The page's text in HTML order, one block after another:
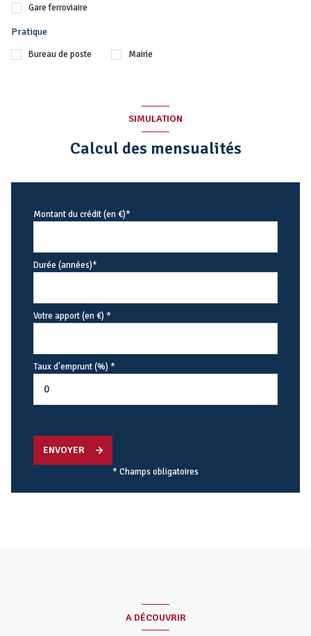
Gare ferroviaire
Pratique
Bureau de poste Mairie
SIMULATION
Calcul des mensualités
Montant du crédit (en €)*
Durée (années)*
Votre apport (en €) *
Taux d'emprunt (%) *
ENVOYER
* Champs obligatoires
A DÉCOUVRIR